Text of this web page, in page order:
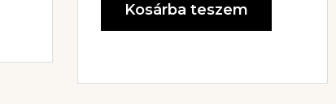
Kosárba teszem